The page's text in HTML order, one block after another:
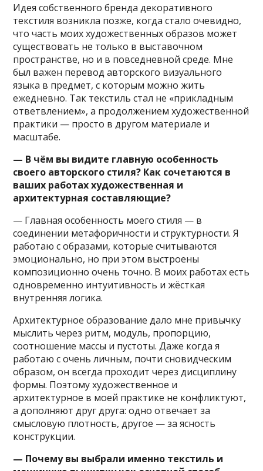
Идея собственного бренда декоративного
текстиля возникла позже, когда стало очевидно,
что часть моих художественных образов может
существовать не только в выставочном
пространстве, но и в повседневной среде. Мне
был важен перевод авторского визуального
языка в предмет, с которым можно жить
ежедневно. Так текстиль стал не «прикладным
ответвлением», а продолжением художественной
практики — просто в другом материале и
масштабе.
— В чём вы видите главную особенность
своего авторского стиля? Как сочетаются в
ваших работах художественная и
архитектурная составляющие?
— Главная особенность моего стиля — в
соединении метафоричности и структурности. Я
работаю с образами, которые считываются
эмоционально, но при этом выстроены
композиционно очень точно. В моих работах есть
одновременно интуитивность и жёсткая
внутренняя логика.
Архитектурное образование дало мне привычку
мыслить через ритм, модуль, пропорцию,
соотношение массы и пустоты. Даже когда я
работаю с очень личным, почти сновидческим
образом, он всегда проходит через дисциплину
формы. Поэтому художественное и
архитектурное в моей практике не конфликтуют,
а дополняют друг друга: одно отвечает за
смысловую плотность, другое — за ясность
конструкции.
— Почему вы выбрали именно текстиль и